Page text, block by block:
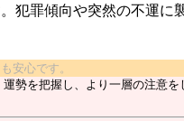
犯罪傾向や突然の不運に
安心です。
勢を把握し、より一層の注意を